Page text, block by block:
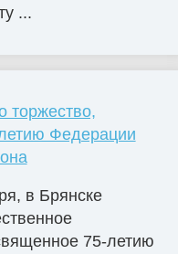
...
торжество,
Федерации
в Брянске
75-летию